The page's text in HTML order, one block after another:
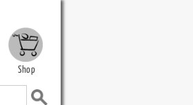
Shop